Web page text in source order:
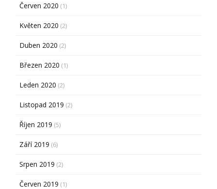
Červen 2020 (1)
Květen 2020 (2)
Duben 2020 (2)
Březen 2020 (1)
Leden 2020 (2)
Listopad 2019 (2)
Říjen 2019 (5)
Září 2019 (6)
Srpen 2019 (2)
Červen 2019 (1)